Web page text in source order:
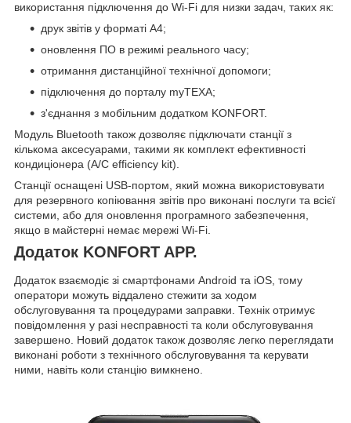
використання підключення до Wi-Fi для низки задач, таких як:
друк звітів у форматі А4;
оновлення ПО в режимі реального часу;
отримання дистанційної технічної допомоги;
підключення до порталу myTEXA;
з'єднання з мобільним додатком KONFORT.
Модуль Bluetooth також дозволяє підключати станції з
кількома аксесуарами, такими як комплект ефективності
кондиціонера (A/C efficiency kit).
Станції оснащені USB-портом, який можна використовувати
для резервного копіювання звітів про виконані послуги та всієї
системи, або для оновлення програмного забезпечення,
якщо в майстерні немає мережі Wi-Fi.
Додаток KONFORT APP.
Додаток взаємодіє зі смартфонами Android та iOS, тому
оператори можуть віддалено стежити за ходом
обслуговування та процедурами заправки. Технік отримує
повідомлення у разі несправності та коли обслуговування
завершено. Новий додаток також дозволяє легко переглядати
виконані роботи з технічного обслуговування та керувати
ними, навіть коли станцію вимкнено.